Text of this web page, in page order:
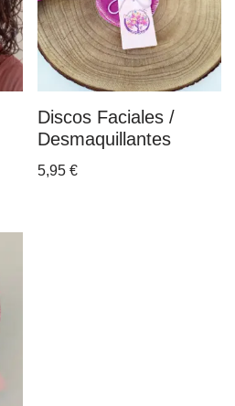
Discos Faciales /
Desmaquillantes
5,95€